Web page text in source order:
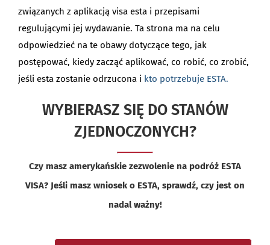
związanych z aplikacją visa esta i przepisami
regulującymi jej wydawanie. Ta strona ma na celu
odpowiedzieć na te obawy dotyczące tego, jak
postępować, kiedy zacząć aplikować, co robić, co zrobić,
jeśli esta zostanie odrzucona i kto potrzebuje ESTA.
WYBIERASZ SIĘ DO STANÓW
ZJEDNOCZONYCH?
Czy masz amerykańskie zezwolenie na podróż ESTA
VISA? Jeśli masz wniosek o ESTA, sprawdź, czy jest on
nadal ważny!